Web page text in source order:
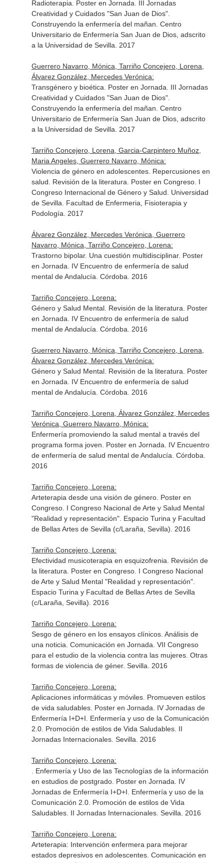
Radioterapia. Poster en Jornada. III Jornadas
Creatividad y Cuidados "San Juan de Dios".
Construyendo la enfermería del mañan. Centro
Universitario de Enfermería San Juan de Dios, adscrito
a la Universidad de Sevilla. 2017
Guerrero Navarro, Mónica, Tarriño Concejero, Lorena,
Álvarez González, Mercedes Verónica:
Transgénero y bioética. Poster en Jornada. III Jornadas
Creatividad y Cuidados "San Juan de Dios".
Construyendo la enfermería del mañan. Centro
Universitario de Enfermería San Juan de Dios, adscrito
a la Universidad de Sevilla. 2017
Tarriño Concejero, Lorena, Garcia-Carpintero Muñoz,
Maria Angeles, Guerrero Navarro, Mónica:
Violencia de género en adolescentes. Repercusiones en
salud. Revisión de la literatura. Poster en Congreso. I
Congreso Internacional de Género y Salud. Universidad
de Sevilla. Facultad de Enfermeria, Fisioterapia y
Podología. 2017
Álvarez González, Mercedes Verónica, Guerrero
Navarro, Mónica, Tarriño Concejero, Lorena:
Trastorno bipolar. Una cuestión multidisciplinar. Poster
en Jornada. IV Encuentro de enfermería de salud
mental de Andalucía. Córdoba. 2016
Tarriño Concejero, Lorena:
Género y Salud Mental. Revisión de la literatura. Poster
en Jornada. IV Encuentro de enfermería de salud
mental de Andalucía. Córdoba. 2016
Guerrero Navarro, Mónica, Tarriño Concejero, Lorena,
Álvarez González, Mercedes Verónica:
Género y Salud Mental. Revisión de la literatura. Poster
en Jornada. IV Encuentro de enfermería de salud
mental de Andalucía. Córdoba. 2016
Tarriño Concejero, Lorena, Álvarez González, Mercedes
Verónica, Guerrero Navarro, Mónica:
Enfermería promoviendo la salud mental a través del
programa forma joven. Poster en Jornada. IV Encuentro
de enfermería de salud mental de Andalucía. Córdoba.
2016
Tarriño Concejero, Lorena:
Arteterapia desde una visión de género. Poster en
Congreso. I Congreso Nacional de Arte y Salud Mental
"Realidad y representación". Espacio Turina y Facultad
de Bellas Artes de Sevilla (c/Laraña, Sevilla). 2016
Tarriño Concejero, Lorena:
Efectividad musicoterapia en esquizofrenia. Revisión de
la literatura. Poster en Congreso. I Congreso Nacional
de Arte y Salud Mental "Realidad y representación".
Espacio Turina y Facultad de Bellas Artes de Sevilla
(c/Laraña, Sevilla). 2016
Tarriño Concejero, Lorena:
Sesgo de género en los ensayos clínicos. Análisis de
una noticia. Comunicación en Jornada. VII Congreso
para el estudio de la violencia contra las mujeres. Otras
formas de violencia de géner. Sevilla. 2016
Tarriño Concejero, Lorena:
Aplicaciones informáticas y móviles. Promueven estilos
de vida saludables. Poster en Jornada. IV Jornadas de
Enfermería I+D+I. Enfermería y uso de la Comunicación
2.0. Promoción de estilos de Vida Saludables. II
Jornadas Internacionales. Sevilla. 2016
Tarriño Concejero, Lorena:
. Enfermería y Uso de las Tecnologías de la información
en estudios de postgrado. Poster en Jornada. IV
Jornadas de Enfermería I+D+I. Enfermería y uso de la
Comunicación 2.0. Promoción de estilos de Vida
Saludables. II Jornadas Internacionales. Sevilla. 2016
Tarriño Concejero, Lorena:
Arteterapia: Intervención enfermera para mejorar
estados depresivos en adolescentes. Comunicación en